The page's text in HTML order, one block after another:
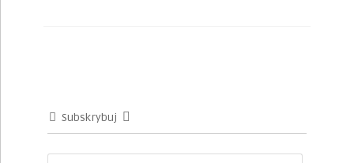
Subskrybuj